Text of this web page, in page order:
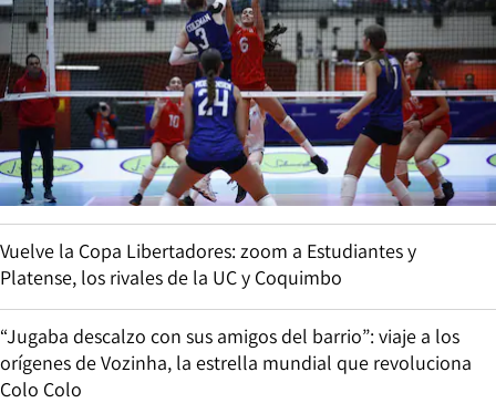
Vuelve la Copa Libertadores: zoom a Estudiantes y
Platense, los rivales de la UC y Coquimbo
“Jugaba descalzo con sus amigos del barrio”: viaje a los
orígenes de Vozinha, la estrella mundial que revoluciona
Colo Colo